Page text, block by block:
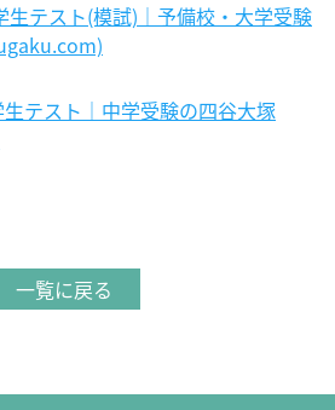
生テスト(模試)｜予備校・大学受験
生テスト｜中学受験の四谷大塚
一覧に戻る